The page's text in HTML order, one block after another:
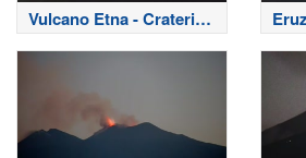
Vulcano Etna - Crateri
Sommitali